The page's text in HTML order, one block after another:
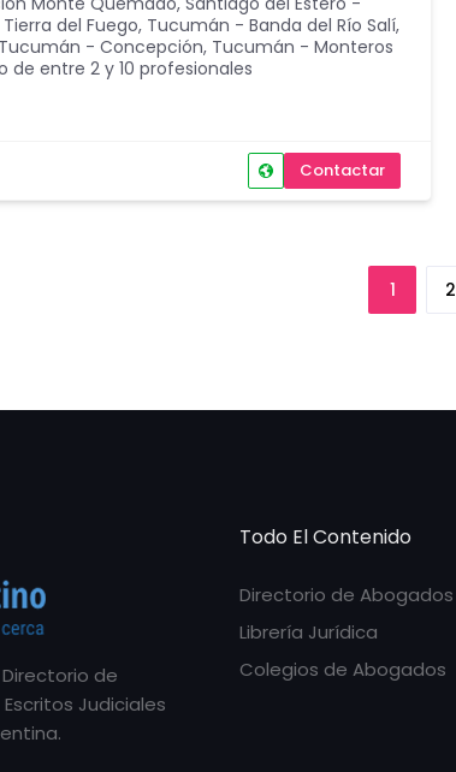
Tierra del Fuego, Tucumán - Banda del Río Salí,
Tucumán - Concepción, Tucumán - Monteros
de entre 2 y 10 profesionales
Contactar
1 2
de
Judiciales
Todo El Contenido
Directorio de Abogados
Librería Jurídica
Colegios de Abogados